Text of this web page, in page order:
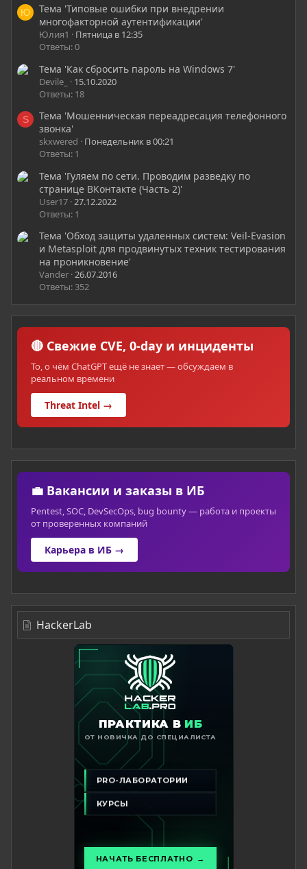
Bash:
i686-w64-mingw32-g++ prometheus.cpp
В целях безопасности Gmail блокирует файлы .exe, даже в
нутри архива RAR.
Создадим виртуальный диск VHD и отправим наши файл в
нем.
Посмотреть вложение 33646
Мы успешно справились с поставленной целью. Как было
сказано выше, .exe в нутри образа vhd запускается по
что запуская данную программу мы подвергаем
компьютер риску. А Excel выдаст другое, более приемлемое
предупреждение на счет макросов. Подробнее смотрите в
видео.
Первоисточники использованных материалов:
The Dangers of VHD and VHDX Files | CMU Software Engineering Institute
Recently, I gave a presentation at BSidesPGH 2019
called Death By Thumb Drive: File System Fuzzing
with CERT BFF....
Red Team TTPs Part 1: AMSI Evasion
Malware on Steroids – Part 1: Simple CMD Reverse Shell
0xdarkvortex.dev
С вами был gushmazuko, до новых встреч!
Ю
Тема 'Типовые ошибки при внедрении
многофакторной аутентификации'
Юлия1
Пятница в 12:35
Ответы: 0
Тема 'Как сбросить пароль на Windows 7'
Devile_
15.10.2020
Ответы: 18
S
Тема 'Мошенническая переадресация телефонного
звонка'
skxwered
Понедельник в 00:21
Ответы: 1
Тема 'Гуляем по сети. Проводим разведку по
странице ВКонтакте (Часть 2)'
User17 27.12.2022
Ответы: 1
Тема 'Обход защиты удаленных систем: Veil-Evasion
и Metasploit для продвинутых техник тестирования
на проникновение'
Vander 26.07.2016
Ответы: 352
🔴 Свежие CVE, 0-day и инциденты
То, о чём ChatGPT ещё не знает — обсуждаем в
реальном времени
Threat Intel →
💼 Вакансии и заказы в ИБ
Pentest, SOC, DevSecOps, bug bounty — работа и проекты
от проверенных компаний
Карьера в ИБ →
HackerLab